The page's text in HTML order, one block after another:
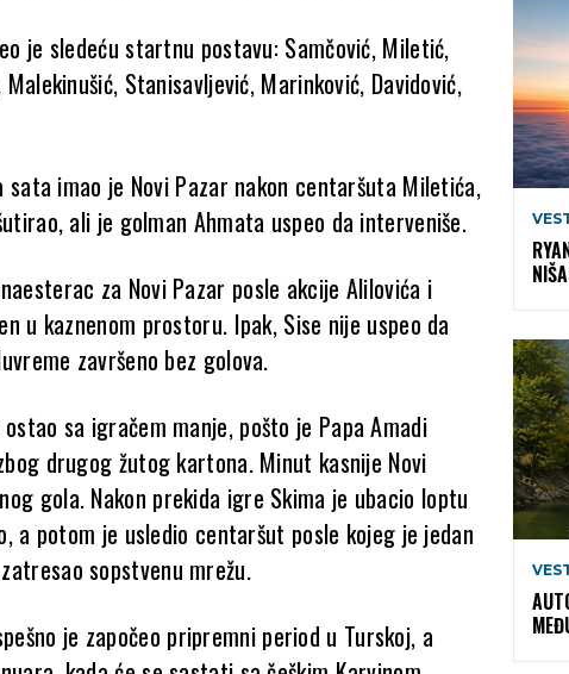
je sledeću startnu postavu: Samčović, Miletić,
Stanisavljević, Marinković, Davidović,
sata imao je Novi Pazar nakon centaršuta Miletića,
ali je golman Ahmata uspeo da interveniše.
za Novi Pazar posle akcije Alilovića i
u kaznenom prostoru. Ipak, Sise nije uspeo da
završeno bez golova.
sa igračem manje, pošto je Papa Amadi
drugog žutog kartona. Minut kasnije Novi
gola. Nakon prekida igre Skima je ubacio loptu
a potom je usledio centaršut posle kojeg je jedan
sopstvenu mrežu.
je započeo pripremni period u Turskoj, a